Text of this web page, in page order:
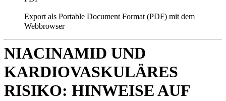
Export als Portable Document Format (PDF) mit dem
Webbrowser
NIACINAMID UND
KARDIOVASKULÄRES
RISIKO: HINWEISE AUF